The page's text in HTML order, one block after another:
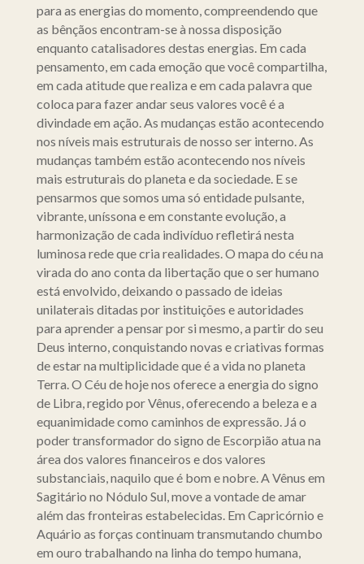
para as energias do momento, compreendendo que
as bênçãos encontram-se à nossa disposição
enquanto catalisadores destas energias. Em cada
pensamento, em cada emoção que você compartilha,
em cada atitude que realiza e em cada palavra que
coloca para fazer andar seus valores você é a
divindade em ação. As mudanças estão acontecendo
nos níveis mais estruturais de nosso ser interno. As
mudanças também estão acontecendo nos níveis
mais estruturais do planeta e da sociedade. E se
pensarmos que somos uma só entidade pulsante,
vibrante, uníssona e em constante evolução, a
harmonização de cada indivíduo refletirá nesta
luminosa rede que cria realidades. O mapa do céu na
virada do ano conta da libertação que o ser humano
está envolvido, deixando o passado de ideias
unilaterais ditadas por instituições e autoridades
para aprender a pensar por si mesmo, a partir do seu
Deus interno, conquistando novas e criativas formas
de estar na multiplicidade que é a vida no planeta
Terra. O Céu de hoje nos oferece a energia do signo
de Libra, regido por Vênus, oferecendo a beleza e a
equanimidade como caminhos de expressão. Já o
poder transformador do signo de Escorpião atua na
área dos valores financeiros e dos valores
substanciais, naquilo que é bom e nobre. A Vênus em
Sagitário no Nódulo Sul, move a vontade de amar
além das fronteiras estabelecidas. Em Capricórnio e
Aquário as forças continuam transmutando chumbo
em ouro trabalhando na linha do tempo humana,